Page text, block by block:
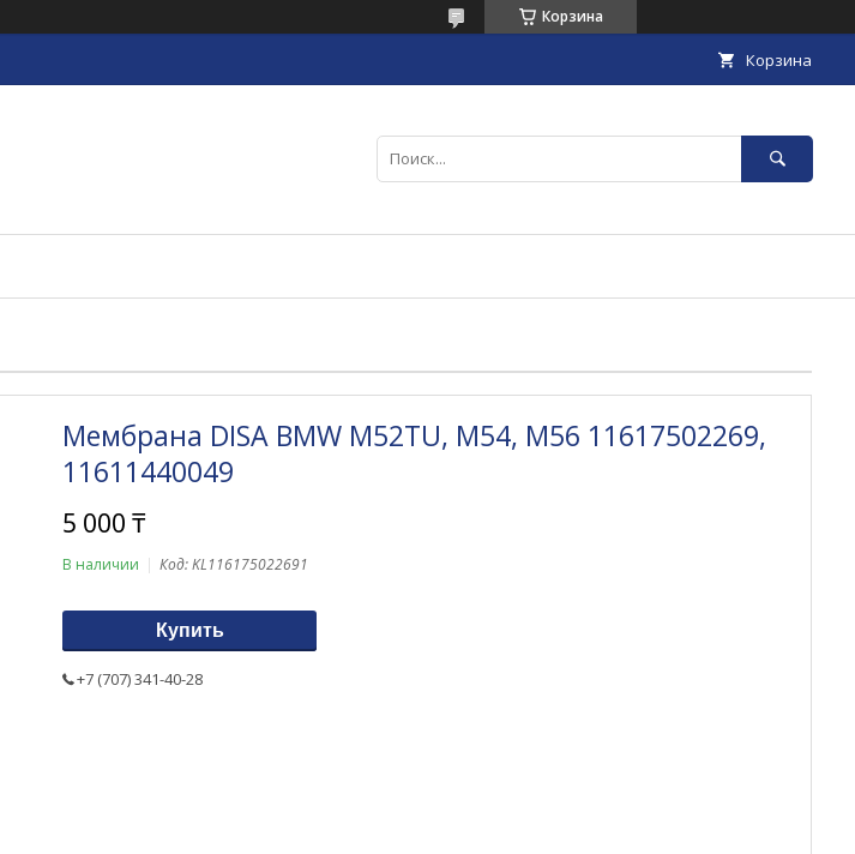
Корзина
Корзина
Мембрана DISA BMW M52TU, M54, M56 11617502269,
11611440049
5 000 ₸
В наличии Код:KL116175022691
Купить
+7 (707) 341-40-28